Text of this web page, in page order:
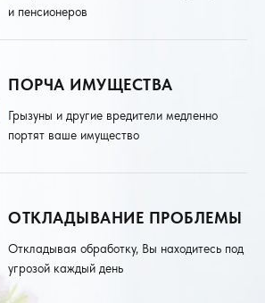
и пенсионеров
ПОРЧА ИМУЩЕСТВА
Грызуны и другие вредители медленно
портят ваше имущество
ОТКЛАДЫВАНИЕ ПРОБЛЕМЫ
Откладывая обработку, Вы находитесь под
угрозой каждый день